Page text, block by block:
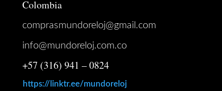
Colombia
comprasmundoreloj@gmail.com
info@mundoreloj.com.co
+57 (316) 941 – 0824
https://linktr.ee/mundoreloj